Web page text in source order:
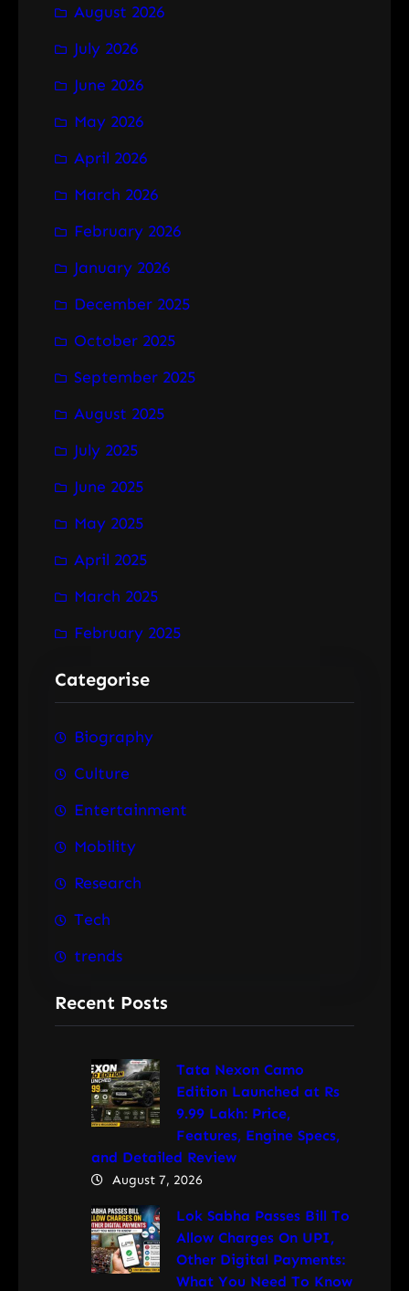
c
h
August 2026
July 2026
June 2026
May 2026
April 2026
March 2026
February 2026
January 2026
December 2025
October 2025
September 2025
August 2025
July 2025
June 2025
May 2025
April 2025
March 2025
February 2025
Categorise
Biography
Culture
Entertainment
Mobility
Research
Tech
trends
Recent Posts
Tata Nexon Camo
Edition Launched at Rs
9.99 Lakh: Price,
Features, Engine Specs,
and Detailed Review
August 7, 2026
Lok Sabha Passes Bill To
Allow Charges On UPI,
Other Digital Payments:
What You Need To Know